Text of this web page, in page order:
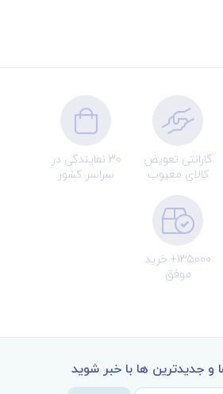
گارانتی تعویض
کالای معیوب
30 نمایندگی در
سراسر کشور
135000+ خرید
موفق
و جدیدترین ها با خبر شوید